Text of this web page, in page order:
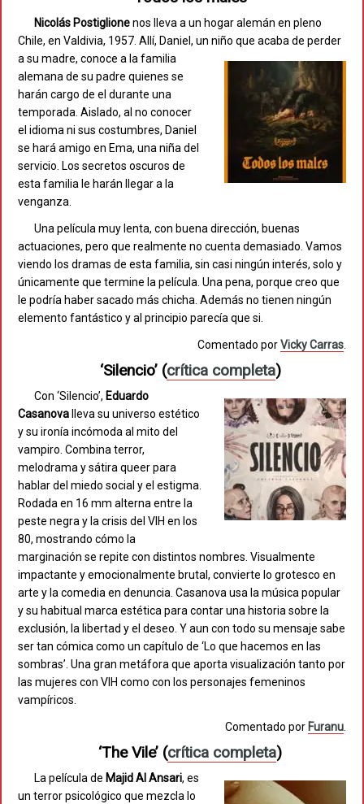
Nicolás Postiglionenos lleva a un hogar alemán en pleno
Chile, en Valdivia, 1957. Allí, Daniel, un niño que acaba de perder
a su madre, conoce a la familia
alemana de su padre quienes se
harán cargo de el durante una
temporada. Aislado, al no conocer
el idioma ni sus costumbres, Daniel
se hará amigo en Ema, una niña del
servicio. Los secretos oscuros de
esta familia le harán llegar a la
venganza.
Una película muy lenta, con buena dirección, buenas
actuaciones, pero que realmente no cuenta demasiado. Vamos
viendo los dramas de esta familia, sin casi ningún interés, solo y
únicamente que termine la película. Una pena, porque creo que
le podría haber sacado más chicha. Además no tienen ningún
elemento fantástico y al principio parecía que si.
Comentado porVicky Carras.
‘Silencio’(crítica completa)
Con ‘Silencio’, Eduardo
Casanova lleva su universo estético
y su ironía incómoda al mito del
vampiro. Combina terror,
melodrama y sátira queer para
hablar del miedo social y el estigma.
Rodada en 16 mm alterna entre la
peste negra y la crisis del VIH en los
80, mostrando cómo la
marginación se repite con distintos nombres. Visualmente
impactante y emocionalmente brutal, convierte lo grotesco en
arte y la comedia en denuncia. Casanova usa la música popular
y su habitual marca estética para contar una historia sobre la
exclusión, la libertad y el deseo. Y aun con todo su mensaje sabe
ser tan cómica como un capítulo de ‘Lo que hacemos en las
sombras’. Una gran metáfora que aporta visualización tanto por
las mujeres con VIH como con los personajes femeninos
vampíricos.
Comentado por Furanu.
‘The Vile’ (crítica completa)
La película de Majid Al Ansari, es
un terror psicológico que mezcla lo